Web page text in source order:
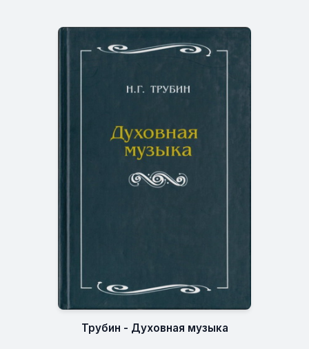
Трубин - Духовная музыка